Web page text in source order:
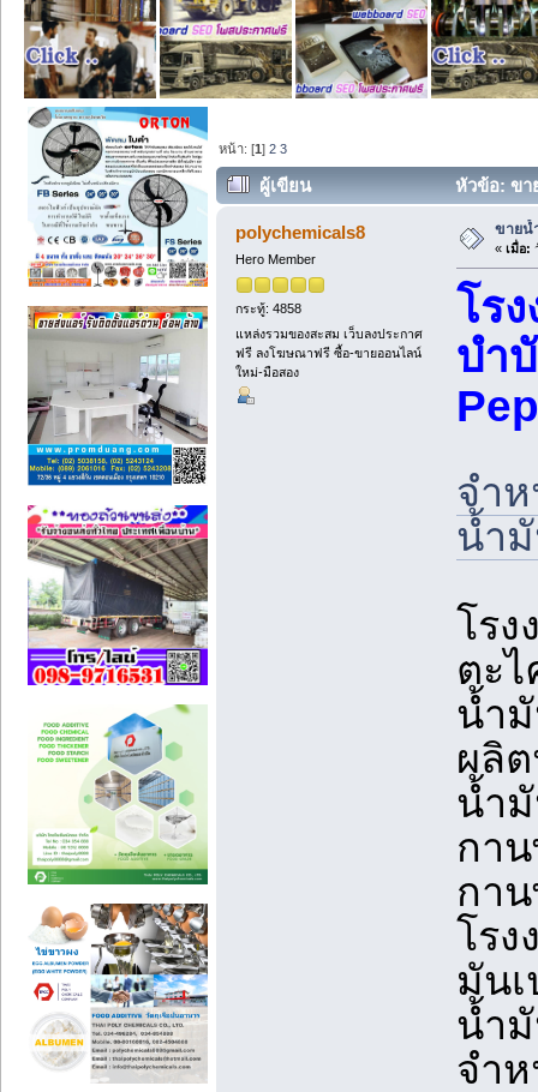
หน้า: [1]2 3
ผู้เขียน หัวข้อ: ขา
polychemicals8
Hero Member
กระทู้: 4858
แหล่งรวมของสะสม เว็บลงประกาศ
ฟรี ลงโฆษณาฟรี ซื้อ-ขายออนไลน์
ใหม่-มือสอง
ขายน้
« เมื่อ:
โร
บำ
จำ
น้ำ
โร
ตะ
น้ำ
ผลิ
น้ำ
กา
กา
โรง
มัน
น้ำ
จำ